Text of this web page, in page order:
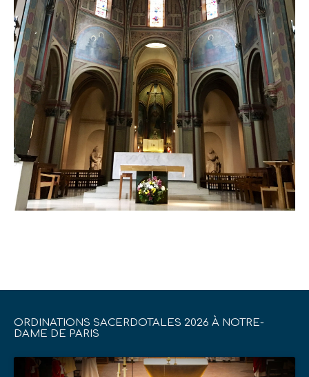
ORDINATIONS SACERDOTALES 2026 À NOTRE-
DAME DE PARIS